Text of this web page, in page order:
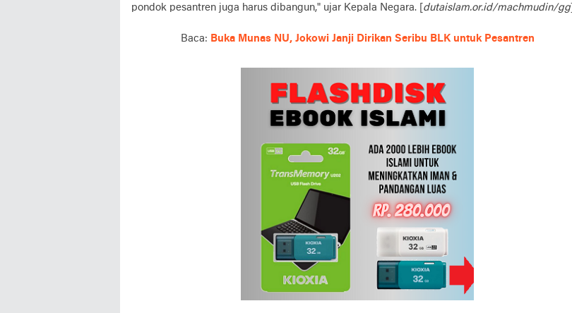
pondok pesantren juga harus dibangun," ujar Kepala Negara. [ dutaislam.or.id/machmudin/gg]
Baca: Buka Munas NU, Jokowi Janji Dirikan Seribu BLK untuk Pesantren